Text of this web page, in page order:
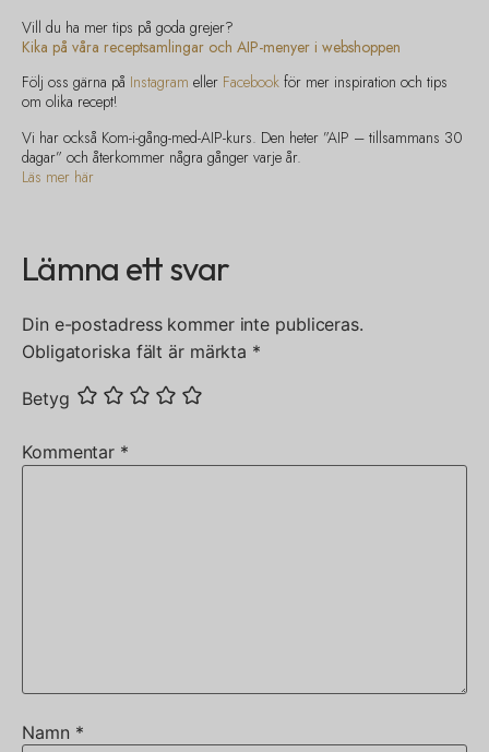
Vill du ha mer tips på goda grejer?
Kika på våra receptsamlingar och AIP-menyer i webshoppen
Följ oss gärna på Instagram eller Facebook för mer inspiration och tips
om olika recept!
Vi har också Kom-i-gång-med-AIP-kurs. Den heter ”AIP – tillsammans 30
dagar” och återkommer några gånger varje år.
Läs mer här
Lämna ett svar
Din e-postadress kommer inte publiceras.
Obligatoriska fält är märkta *
Betyg
Kommentar *
Namn *